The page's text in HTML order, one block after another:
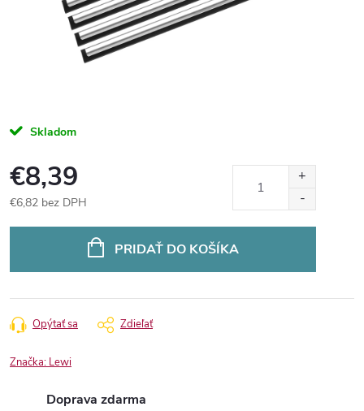
Skladom
€8,39
€6,82 bez DPH
PRIDAŤ DO KOŠÍKA
Opýtať sa Zdieľať
Značka: Lewi
Doprava zdarma